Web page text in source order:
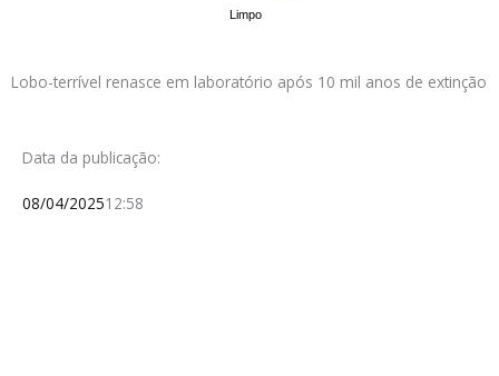
Limpo
Lobo-terrível renasce em laboratório após 10 mil anos de extinção
Data da publicação:
08/04/202512:58